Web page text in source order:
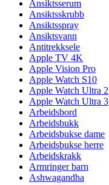
Ansiktsserum
Ansiktsskrubb
Ansiktsspray
Ansiktsvann
Antitrekksele
Apple TV 4K
Apple Vision Pro
Apple Watch S10
Apple Watch Ultra 2
Apple Watch Ultra 3
Arbeidsbord
Arbeidsbukk
Arbeidsbukse dame
Arbeidsbukse herre
Arbeidskrakk
Armringer barn
Ashwagandha